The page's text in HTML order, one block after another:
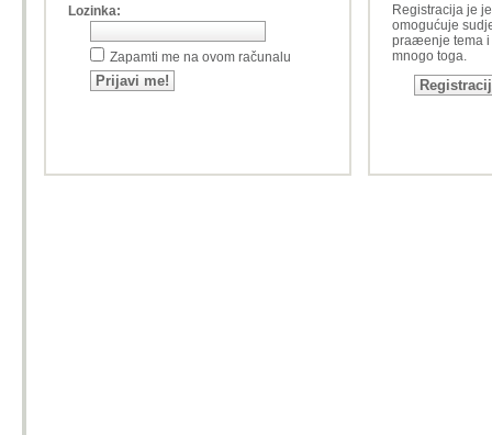
Lozinka:
Zapamti me na ovom računalu
Registracija je
omogućuje
praæenje tema i
mnogo toga.